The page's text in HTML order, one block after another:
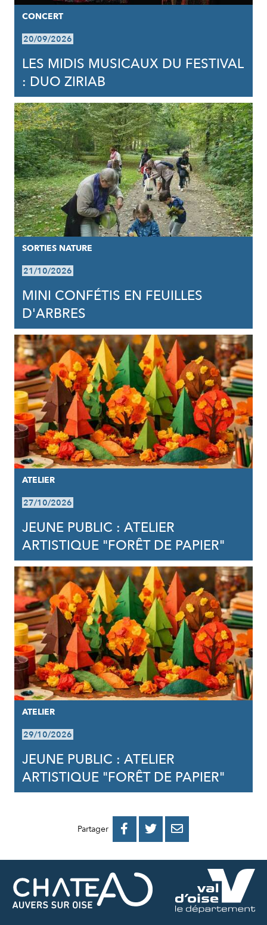
CONCERT
20/09/2026
LES MIDIS MUSICAUX DU FESTIVAL
: DUO ZIRIAB
SORTIES NATURE
21/10/2026
MINI CONFÉTIS EN FEUILLES
D'ARBRES
ATELIER
27/10/2026
JEUNE PUBLIC : ATELIER
ARTISTIQUE "FORÊT DE PAPIER"
ATELIER
29/10/2026
JEUNE PUBLIC : ATELIER
ARTISTIQUE "FORÊT DE PAPIER"
Partager 
PARTAGER
FACEBOOK
PARTAGER
PARTAGER
MAIL